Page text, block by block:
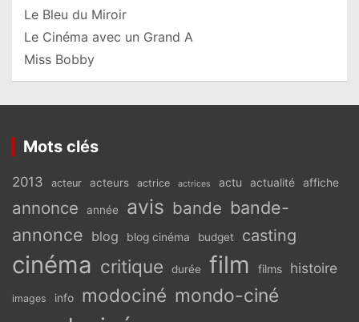
Le Bleu du Miroir
Le Cinéma avec un Grand A
Miss Bobby
Mots clés
2013 acteur acteurs actrice actrices actu actualité affiche
annonce année avis bande bande-
annonce blog blog cinéma budget casting
cinéma critique durée film films histoire
images info modociné mondo-ciné